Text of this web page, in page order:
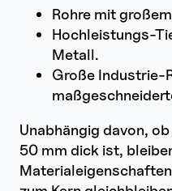
Rohre mit
Hochleistungs-
Metall.
Große Industrie-
Unabhängig davon,
50 mm dick ist,